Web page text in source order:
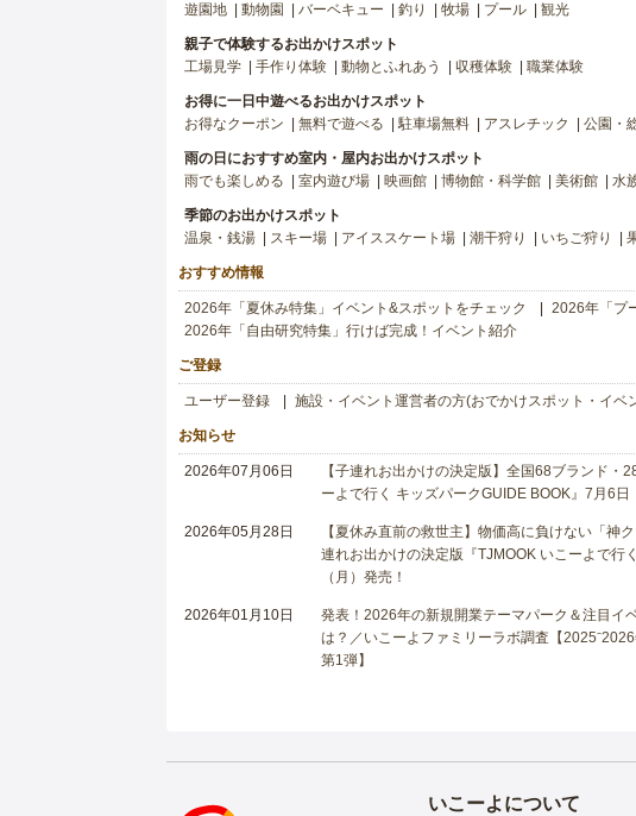
遊園地
動物園 バーベキュー 釣り 牧場 プール 観光
親子で体験するお出かけスポット
工場見学
手作り体験 動物とふれあう 収穫体験 職業体験
お得に一日中遊べるお出かけスポット
お得なクーポン
無料で遊べる 駐車場無料 アスレチック 公園・
雨の日におすすめ室内・屋内お出かけスポット
雨でも楽しめる
室内遊び場 映画館 博物館・科学館 美術館 水
季節のお出かけスポット
温泉・銭湯
スキー場 アイススケート場 潮干狩り いちご狩り
おすすめ情報
2026年「夏休み特集」イベント&スポットをチェック
2026年「プ
2026年「自由研究特集」行けば完成！イベント紹介
ご登録
ユーザー登録 施設・イベント運営者の方(おでかけスポット・イベ
お知らせ
2026年07月06日
【子連れお出かけの決定版】全国68ブランド・
ーよで行く キッズパークGUIDE BOOK』7月6日
2026年05月28日
【夏休み直前の救世主】物価高に負けない「神
連れお出かけの決定版『TJMOOK いこーよで行
（月）発売！
2026年01月10日
発表！2026年の新規開業テーマパーク＆注目
は？／いこーよファミリーラボ調査【
第1弾】
いこーよについて